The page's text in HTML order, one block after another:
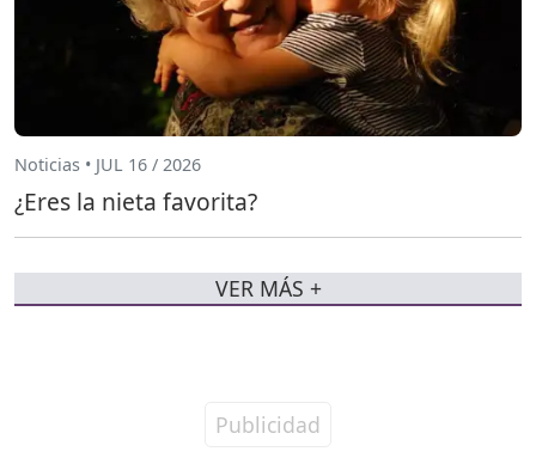
Noticias • JUL 16 / 2026
¿Eres la nieta favorita?
VER MÁS +